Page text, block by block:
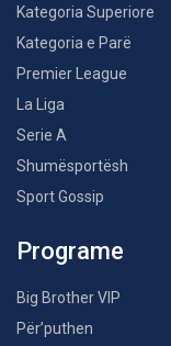
Kategoria Superiore
Kategoria e Parë
Premier League
La Liga
Serie A
Shumësportësh
Sport Gossip
Programe
Big Brother VIP
Për’puthen